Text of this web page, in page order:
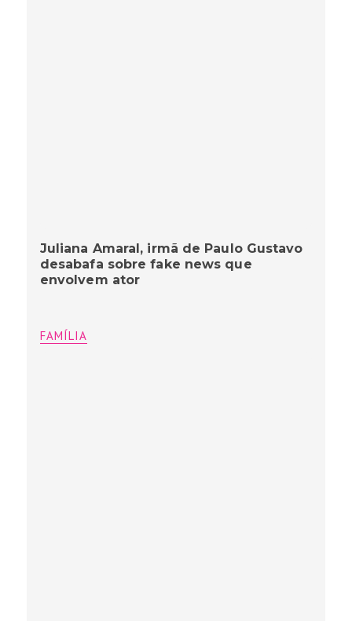
Juliana Amaral, irmã de Paulo Gustavo
desabafa sobre fake news que
envolvem ator
FAMÍLIA